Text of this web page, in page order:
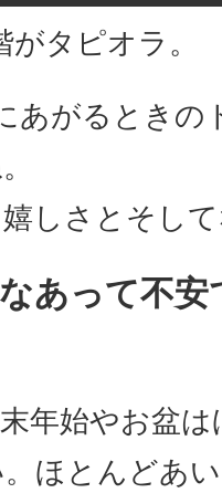
タピオラ。
あがるときの
しさとそし
あって不安
年始やお盆
ほとんどあ